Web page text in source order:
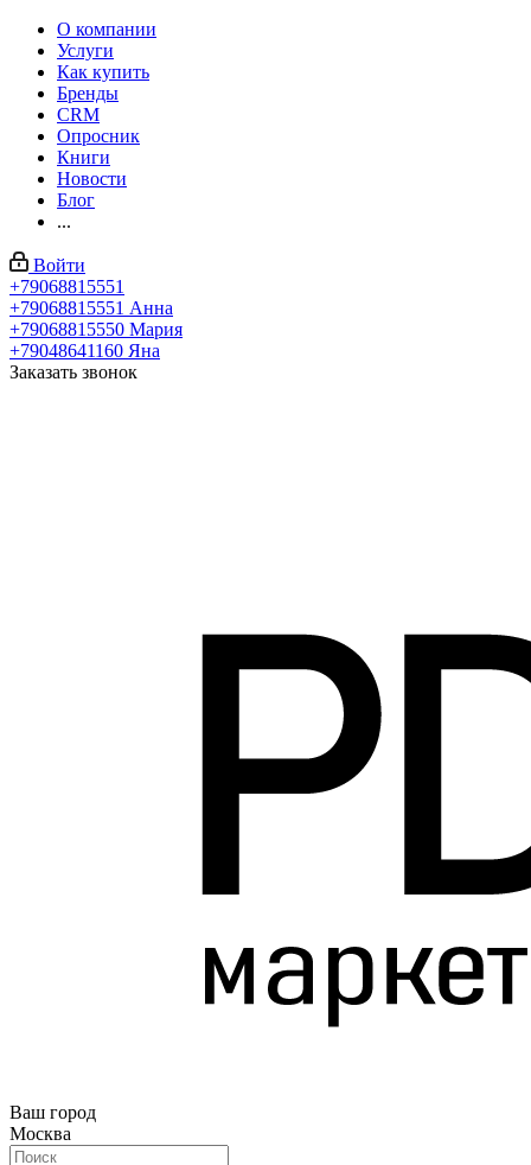
О компании
Услуги
Как купить
Бренды
CRM
Опросник
Книги
Новости
Блог
...
Войти
+79068815551
+79068815551 Анна
+79068815550 Мария
+79048641160 Яна
Заказать звонок
Ваш город
Москва